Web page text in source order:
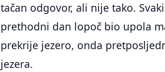
tačan odgovor, ali nije tako.
prethodni dan lopoč bio upola
prekrije jezero, onda
jezera.